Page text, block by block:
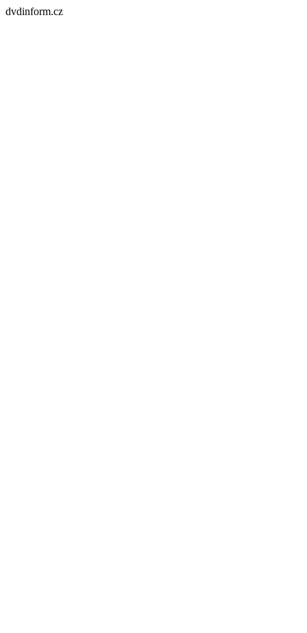
dvdinform.cz